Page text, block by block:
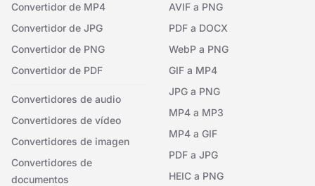
Convertidor de MP4
Convertidor de JPG
Convertidor de PNG
Convertidor de PDF
Convertidores de audio
Convertidores de vídeo
Convertidores de imagen
Convertidores de
documentos
AVIF a PNG
PDF a DOCX
WebP a PNG
GIF a MP4
JPG a PNG
MP4 a MP3
MP4 a GIF
PDF a JPG
HEIC a PNG